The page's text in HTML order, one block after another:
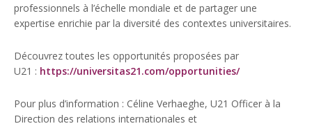
professionnels à l’échelle mondiale et de partager une
expertise enrichie par la diversité des contextes universitaires.
Découvrez toutes les opportunités proposées par
U21 : https://universitas21.com/opportunities/
Pour plus d’information : Céline Verhaeghe, U21 Officer à la
Direction des relations internationales et